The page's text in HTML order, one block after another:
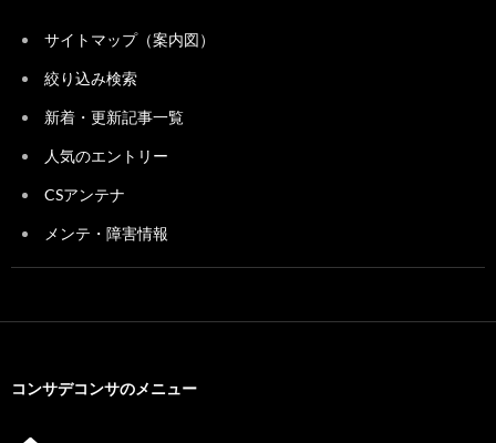
サイトマップ（案内図）
絞り込み検索
新着・更新記事一覧
人気のエントリー
CSアンテナ
メンテ・障害情報
コンサデコンサのメニュー